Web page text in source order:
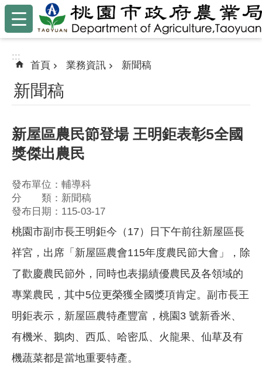
跳到主要內容區塊
:::
:::
首頁 業務資訊 新聞稿
新聞稿
新屋區農民節登場 王明鉅表彰5全國
獎傑出農民
發布單位：輔導科
分 類：新聞稿
發布日期：115-03-17
桃園市副市長王明鉅今（17）日下午前往新屋區長
祥宮，出席「新屋區農會115年度農民節大會」，除
了歡慶農民節外，同時也表揚績優農民及各領域的
專業農民，其中5位更榮獲全國獎項肯定。副市長王
明鉅表示，新屋區農特產豐富，桃園3 號新香米、
有機米、鵝肉、西瓜、哈密瓜、火龍果、仙草及有
機蔬菜都是當地重要特產。